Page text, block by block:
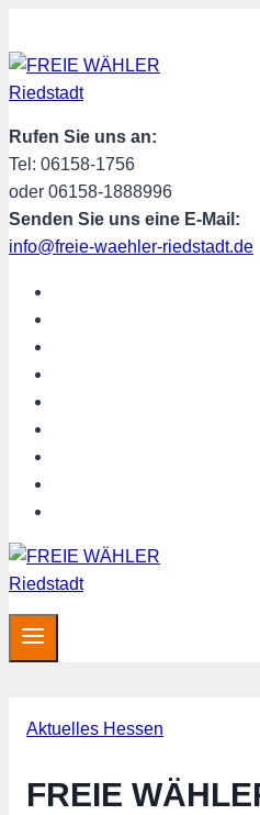
Inhalt
springen
Rufen Sie uns an:
Tel: 06158-1756
oder 06158-1888996
Senden Sie uns eine E-Mail:
info@freie-waehler-riedstadt.de
Aktuelles Hessen
FREIE